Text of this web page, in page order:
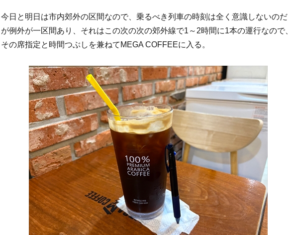
今日と明日は市内郊外の区間なので、乗るべき列車の時刻は全く意識しないのだ
が例外が一区間あり、それはこの次の次の郊外線で1～2時間に1本の運行なので
その席指定と時間つぶしを兼ねてMEGA COFFEEに入る。